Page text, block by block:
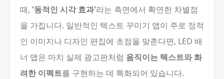
때, '동적인 시각 효과'라는 측면에서 확연한 차별점
을 가집니다. 일반적인 텍스트 꾸미기 앱이 주로 정적
인 이미지나 디자인 편집에 초점을 맞춘다면, LED 배
너 앱은 마치 실제 광고판처럼 움직이는 텍스트와 화
려한 이펙트를 구현하는 데 특화되어 있습니다.